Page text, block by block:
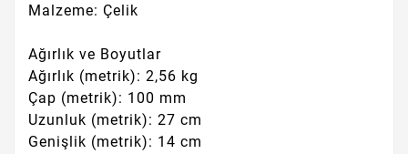
Malzeme: Çelik
Ağırlık ve Boyutlar
Ağırlık (metrik): 2,56 kg
Çap (metrik): 100 mm
Uzunluk (metrik): 27 cm
Genişlik (metrik): 14 cm